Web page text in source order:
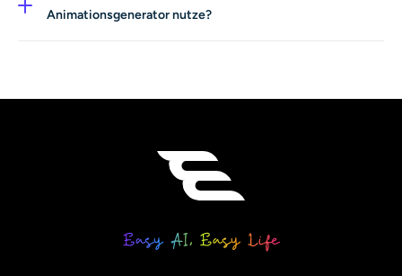
„Kamerazoom auf ein Produkt mit leuchtendem
Animationsgenerator nutze?
und deine IP-Rechte werden vollständig respektiert.